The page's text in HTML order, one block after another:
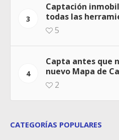
3
Captación
todas las
5
4
Capta antes que
nuevo Mapa de
2
CATEGORÍAS POPULARES